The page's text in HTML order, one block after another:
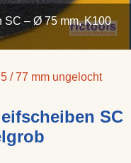
SC – Ø 75 mm, K100
/ 77 mm ungelocht
SC